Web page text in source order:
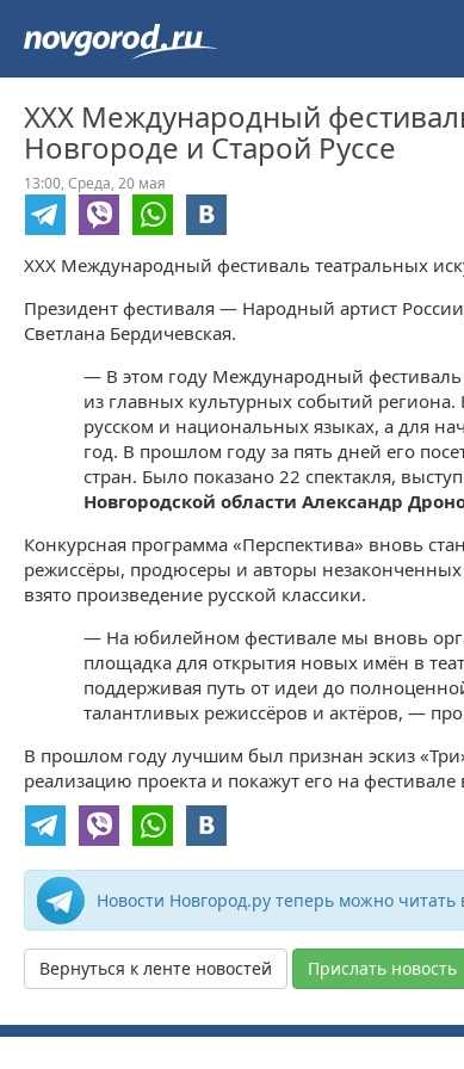
XXX Международный
Новгороде и Старой Руссе
13:00, Среда, 20 мая
XXX Международный фестиваль театральных
Президент фестиваля — Народный артист
Светлана Бердичевская.
— В этом году Международный
из главных культурных событий
русском и национальных языках, а для
год. В прошлом году за пять дней его
стран. Было показано 22 спектакля,
Новгородской области Александр
Конкурсная программа «Перспектива» вновь
режиссёры, продюсеры и авторы
взято произведение русской классики.
— На юбилейном фестивале мы вновь
площадка для открытия новых имён в
поддерживая путь от идеи до
талантливых режиссёров и актёров, —
В прошлом году лучшим был признан эскиз
реализацию проекта и покажут его на фестивале
Новости Новгород.ру теперь можно
Вернуться к ленте новостей Прислать новость